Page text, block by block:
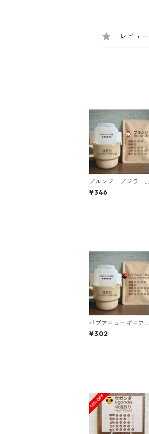
レビュー
ブルンジ ブジラ ブ
ルボン ストーン フ
ルーツナチュラル ド
¥346
パプアニューギニア
コルブラン農園 アル
ーシャ100% エレガ
¥302